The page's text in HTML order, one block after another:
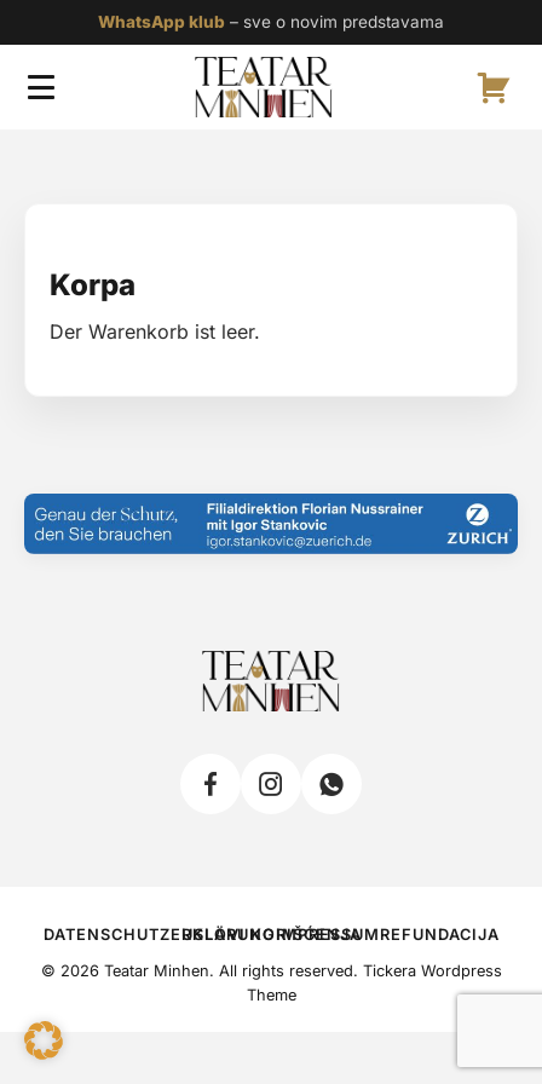
WhatsApp klub – sve o novim predstavama
Korpa
Der Warenkorb ist leer.
DATENSCHUTZERKLÄRUNGIMPRESSUM REFUNDACIJA
USLOVI KORIŠĆENJA
© 2026 Teatar Minhen. All rights reserved. Tickera Wordpress
Theme